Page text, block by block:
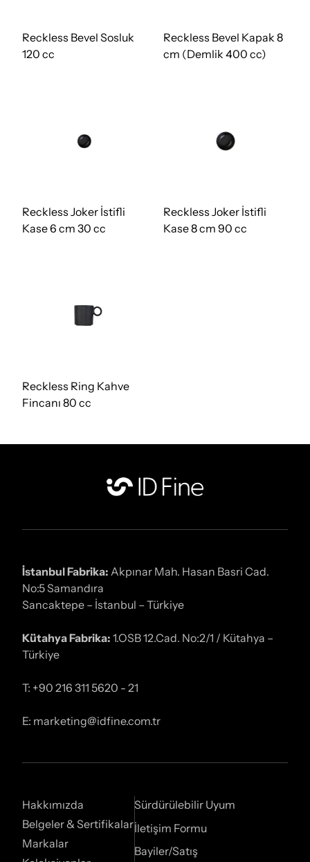
Reckless Bevel Sosluk
120 cc
Reckless Bevel Kapak 8
cm (Demlik 400 cc)
Reckless Joker İstifli
Kase 6 cm 30 cc
Reckless Joker İstifli
Kase 8 cm 90 cc
Reckless Ring Kahve
Fincanı 80 cc
İstanbul Fabrika: Akpınar Mah. Hasan Basri Cad.
No:5 Samandıra
Sancaktepe – İstanbul – Türkiye
Kütahya Fabrika: 1.OSB 12.Cad. No:2/1 / Kütahya –
Türkiye
T: +90 216 311 5620 - 21
E: marketing@idfine.com.tr
Hakkımızda
Belgeler & Sertifikalar
Markalar
Sürdürülebilir Uyum
İletişim Formu
Bayiler/Satış